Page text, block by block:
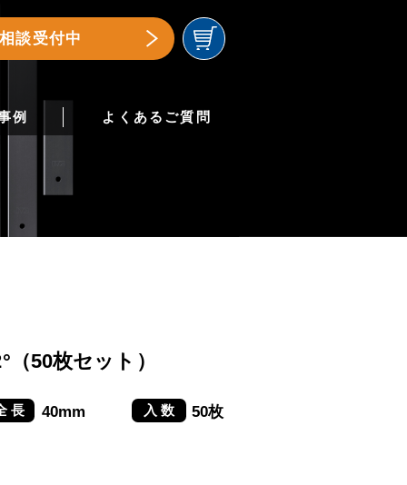
例 よくあるご質問
談受付中
50枚セット）
40mm 50枚